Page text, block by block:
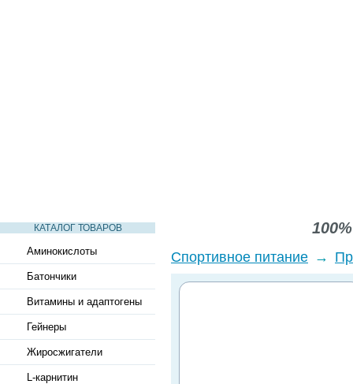
КАТАЛОГ ТОВАРОВ
Аминокислоты
Батончики
Витамины и адаптогены
Гейнеры
Жиросжигатели
L-карнитин
Спортивное питание →